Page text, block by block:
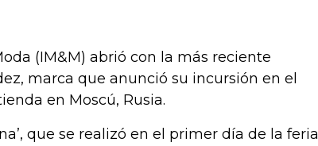
(IM&M) abrió con la más reciente
marca que anunció su incursión en el
en Moscú, Rusia.
que se realizó en el primer día de la feria